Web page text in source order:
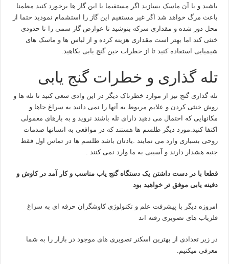
باشید و با آن ماسک بسازید اگر مستقیما با این گاز ها برخورد کنید مطمنا
باعث مرگ خواهد شد اگر غیر مستقیم این گاز را استشمام نمودید حتما از
محل دور شده و مقداری سرکه بنوشید تا عوارض گاز سمی را تا حدودی
خنثی کند اما بهتر است مقداری هزینه کرده و از لباس ها و ماسک های
شیمیایی استفاده کنید تا از خطرات حین گنج یابی بکاهید.
تله گذاری و خطرات گنج یابی
تله گذاری گنج نیز از موارد خطرناک دیگر در این وادی سعی کنید تا تله ها و
روش خنثی کردن و علایم مربوط به آنها را نمی دانید به سراغ جاها و
مکانهایی که احتمال می دهید دارای تله باشند نروید و به بارهای معمولی
اکتفا کنید.مورد دیگر طلسم ها هستند که در مواقعی به انسانها صدمات
روحی بسیاری وارد می نمایند .یادتان باشد طلسم ها در تماس اول فقط
جنبه هشدار دارند و آسیبی به ما وارد نمی کنند .
قطعا با در دست داشتن یک دستگاه گنج یاب مناسب و کار آمد در کاوش و
دفینه یابی موفق تر خواهید بود
امروزه دیگر با پیشرفت علم و تکنولوژی کاوشگران حرفه ای به سراغ
فلزیاب های تصویری رفته اند
در زیر تعدادی از بهترین اسکنر تصویری های موجود در بازار را به شما
معرفی میکنیم.